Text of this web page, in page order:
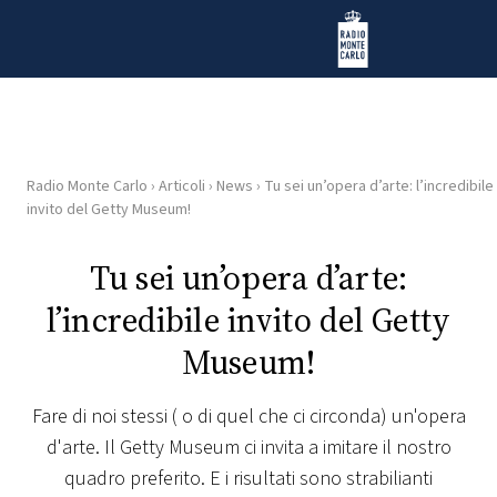
Radio Monte Carlo
HOME
RADIO
WEB
PLAYLIST
NEWS
Radio Monte Carlo › Articoli › News › Tu sei un’opera d’arte: l’incredibile
invito del Getty Museum!
Tu sei un’opera d’arte:
l’incredibile invito del Getty
Museum!
Fare di noi stessi ( o di quel che ci circonda) un'opera
d'arte. Il Getty Museum ci invita a imitare il nostro
quadro preferito. E i risultati sono strabilianti